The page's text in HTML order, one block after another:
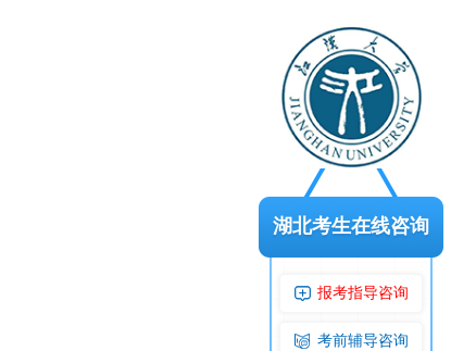
湖北考生在线咨询
报考指导咨询
考前辅导咨询